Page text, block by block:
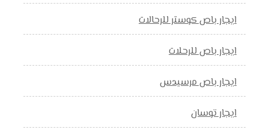
ايجار باص كوستر للرحالات
ايجار باص للرحلات
ايجار باص مرسيدس
ايجار توسان